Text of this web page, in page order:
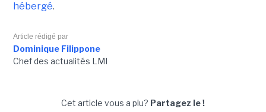
hébergé.
Article rédigé par
Dominique Filippone
Chef des actualités LMI
Cet article vous a plu? Partagez le !